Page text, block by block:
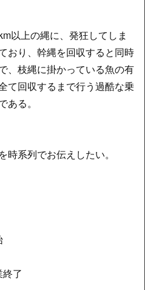
以上の縄に、発狂してしま
おり、幹縄を回収すると同時
、枝縄に掛かっている魚の有
て回収するまで行う過酷な乗
る。
系列でお伝えしたい。
了